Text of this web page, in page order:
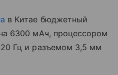
в Китае бюджетный
6300 мАч, процессором
Гц и разъемом 3,5 мм